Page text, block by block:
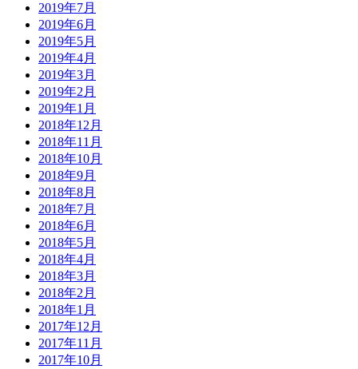
2019年7月
2019年6月
2019年5月
2019年4月
2019年3月
2019年2月
2019年1月
2018年12月
2018年11月
2018年10月
2018年9月
2018年8月
2018年7月
2018年6月
2018年5月
2018年4月
2018年3月
2018年2月
2018年1月
2017年12月
2017年11月
2017年10月